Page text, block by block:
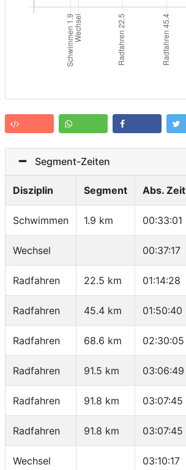
Segment-Zeiten
Disziplin Segment Abs. Zeit
Schwimmen 1.9 km 00:33:01
Wechsel 00:37:17
Radfahren 22.5 km 01:14:28
Radfahren 45.4 km 01:50:40
Radfahren 68.6 km 02:30:05
Radfahren 91.5 km 03:06:49
Radfahren 91.8 km 03:07:45
Radfahren 91.8 km 03:07:45
Wechsel 03:10:17